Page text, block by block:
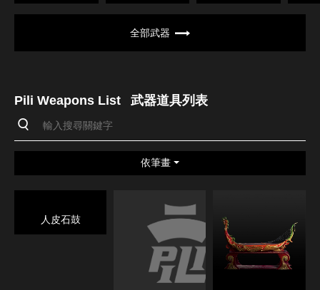
全部武器
Pili Weapons List 武器道具列表
依筆畫
人皮石鼓